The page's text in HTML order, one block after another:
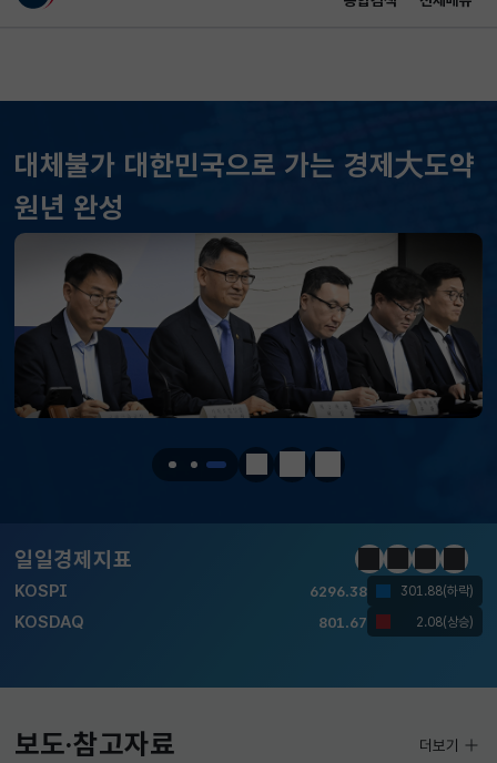
대체불가 대한민국으로 가는 경제大도약
원년 완성
정지 이전 다음
일일경제지표
KOSPI 6296.38 301.88(하락)
KOSDAQ 801.67 2.08(상승)
KOSPI 6296.38 301.88(하락)
KOSDAQ 801.67 2.08(상승)
국고채(3년)
정지이전다음일일경
보도·참고자료 더보기